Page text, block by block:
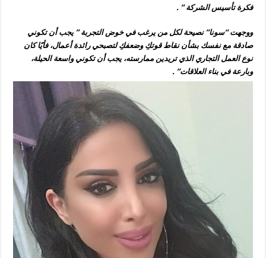
فكرة تأسيس الشركة ” .
ووجهت “سونا” نصيحة لكل من يرغب في خوض التجربة ” يجب أن تكوني
صادقة مع نفسك بشأن نقاط قوتكِ وضعفكِ لتصبحي رائدة أعمال، فأيًا كان
نوع العمل التجاري الذي تريدين ممارسته، يجب أن تكوني واسعة الحيلة،
وبارعة في بناء العلاقات” .